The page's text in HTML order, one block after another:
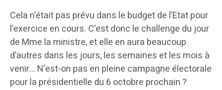
Cela n’était pas prévu dans le budget de l’Etat pour
l’exercice en cours. C’est donc le challenge du jour
de Mme la ministre, et elle en aura beaucoup
d’autres dans les jours, les semaines et les mois à
venir… N’est-on pas en pleine campagne électorale
pour la présidentielle du 6 octobre prochain ?